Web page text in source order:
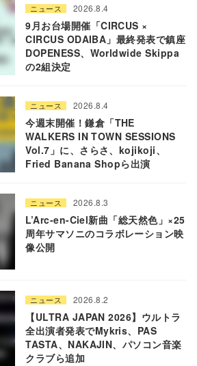
ニュース 2026.8.4
9月お台場開催「CIRCUS ×
CIRCUS ODAIBA」最終発表で鎮座
DOPENESS、Worldwide Skippa
の2組決定
ニュース 2026.8.4
今週末開催！鎌倉「THE
WALKERS IN TOWN SESSIONS
Vol.7」に、さらさ、kojikoji、
Fried Banana Shopら出演
ニュース 2026.8.3
L’Arc-en-Ciel新曲「総天然色」×25
周年サマソニのコラボレーション映
像公開
ニュース 2026.8.2
【ULTRA JAPAN 2026】ウルトラ
全出演者発表でMykris、PAS
TASTA、NAKAJIN、パソコン音楽
クラブら追加